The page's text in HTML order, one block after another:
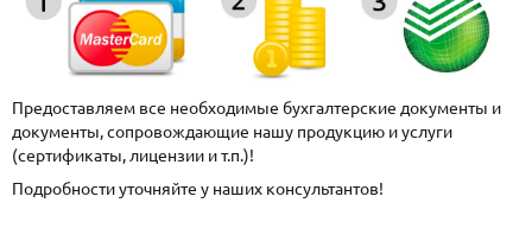
Предоставляем все необходимые бухгалтерские документы и
документы, сопровождающие нашу продукцию и услуги
(сертификаты, лицензии и т.п.)!
Подробности уточняйте у наших консультантов!